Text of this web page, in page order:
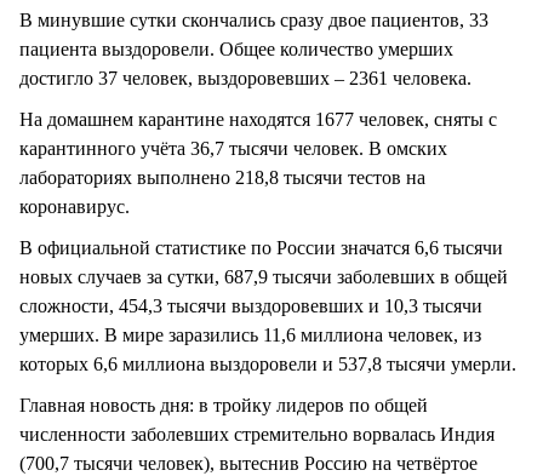
В минувшие сутки скончались сразу двое пациентов, 33
пациента выздоровели. Общее количество умерших
достигло 37 человек, выздоровевших – 2361 человека.
На домашнем карантине находятся 1677 человек, сняты с
карантинного учёта 36,7 тысячи человек. В омских
лабораториях выполнено 218,8 тысячи тестов на
коронавирус.
В официальной статистике по России значатся 6,6 тысячи
новых случаев за сутки, 687,9 тысячи заболевших в общей
сложности, 454,3 тысячи выздоровевших и 10,3 тысячи
умерших. В мире заразились 11,6 миллиона человек, из
которых 6,6 миллиона выздоровели и 537,8 тысячи умерли.
Главная новость дня: в тройку лидеров по общей
численности заболевших стремительно ворвалась Индия
(700,7 тысячи человек), вытеснив Россию на четвёртое